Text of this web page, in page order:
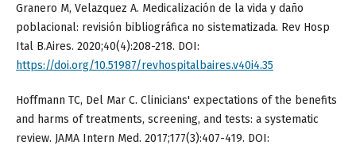
Granero M, Velazquez A. Medicalización de la vida y daño
poblacional: revisión bibliográfica no sistematizada. Rev Hosp
Ital B.Aires. 2020;40(4):208-218. DOI:
https://doi.org/10.51987/revhospitalbaires.v40i4.35
Hoffmann TC, Del Mar C. Clinicians' expectations of the benefits
and harms of treatments, screening, and tests: a systematic
review. JAMA Intern Med. 2017;177(3):407-419. DOI: